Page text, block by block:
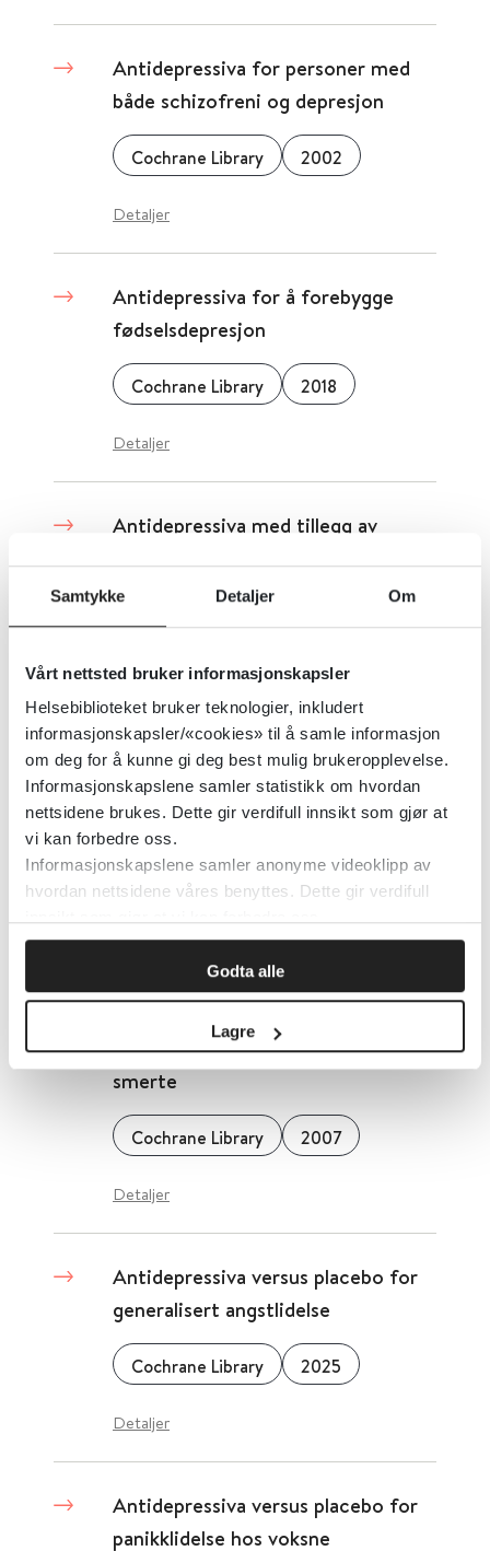
Samtykke Detaljer Om
Vårt nettsted bruker informasjonskapsler
Helsebiblioteket bruker teknologier, inkludert
informasjonskapsler/«cookies» til å samle informasjon
om deg for å kunne gi deg best mulig brukeropplevelse.
Informasjonskapslene samler statistikk om hvordan
nettsidene brukes. Dette gir verdifull innsikt som gjør at
vi kan forbedre oss.
Informasjonskapslene samler anonyme videoklipp av
hvordan nettsidene våres benyttes. Dette gir verdifull
Godta alle
Lagre
Antidepressiva for personer med
både schizofreni og depresjon
Cochrane Library 2002
Detaljer
Antidepressiva for å forebygge
fødselsdepresjon
Cochrane Library 2018
Detaljer
Antidepressiva med tillegg av
alvorlig depresjon
Detaljer
Antidepressiva mot depresjon
sammenlignet med placebo, i
primærhelsetjenesten
Antidepressiva mot nevropatisk
smerte
Cochrane Library 2007
Detaljer
Antidepressiva versus placebo for
generalisert angstlidelse
Cochrane Library 2025
Detaljer
Antidepressiva versus placebo for
panikklidelse hos voksne